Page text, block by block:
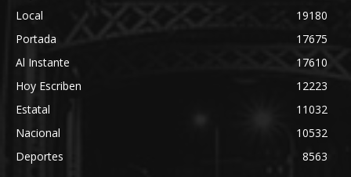
Local
19180
Portada
17675
Al Instante
17610
Hoy Escriben
12223
Estatal
11032
Nacional
10532
Deportes
8563